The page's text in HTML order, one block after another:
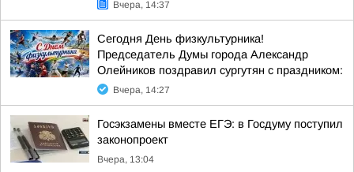
Вчера, 14:37
Сегодня День физкультурника!
Председатель Думы города Александр
Олейников поздравил сургутян с праздником:
Вчера, 14:27
Госэкзамены вместе ЕГЭ: в Госдуму поступил
законопроект
Вчера, 13:04